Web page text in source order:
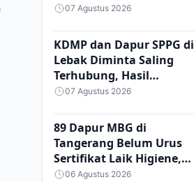
Bagikan Bendera Jelang
07 Agustus 2026
KDMP dan Dapur SPPG di
Lebak Diminta Saling
Terhubung, Hasil
Pertanian Desa Dipasok
Bergizi Gratis
07 Agustus 2026
89 Dapur MBG di
Tangerang Belum Urus
Sertifikat Laik Higiene,
BGN Ancam Tutup
06 Agustus 2026